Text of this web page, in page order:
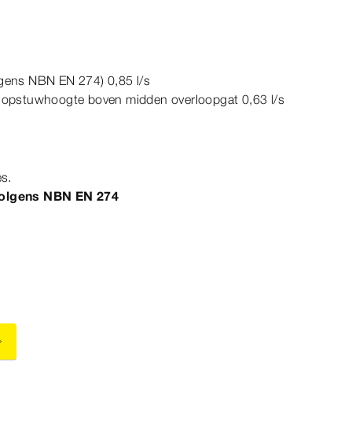
NBN EN 274) 0,85 l/s
opstuwhoogte boven midden overloopgat 0,63 l/s
NBN EN 274